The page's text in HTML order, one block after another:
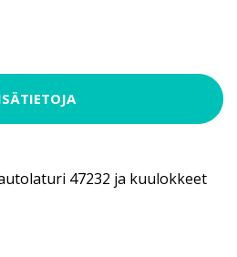
47232 ja kuulokkeet